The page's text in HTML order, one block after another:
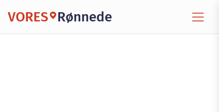
VORES Rønnede